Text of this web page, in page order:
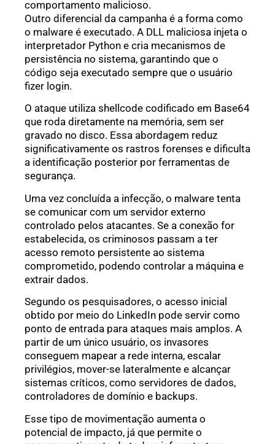
comportamento malicioso.
Outro diferencial da campanha é a forma como
o malware é executado. A DLL maliciosa injeta o
interpretador Python e cria mecanismos de
persistência no sistema, garantindo que o
código seja executado sempre que o usuário
fizer login.
O ataque utiliza shellcode codificado em Base64
que roda diretamente na memória, sem ser
gravado no disco. Essa abordagem reduz
significativamente os rastros forenses e dificulta
a identificação posterior por ferramentas de
segurança.
Uma vez concluída a infecção, o malware tenta
se comunicar com um servidor externo
controlado pelos atacantes. Se a conexão for
estabelecida, os criminosos passam a ter
acesso remoto persistente ao sistema
comprometido, podendo controlar a máquina e
extrair dados.
Segundo os pesquisadores, o acesso inicial
obtido por meio do LinkedIn pode servir como
ponto de entrada para ataques mais amplos. A
partir de um único usuário, os invasores
conseguem mapear a rede interna, escalar
privilégios, mover-se lateralmente e alcançar
sistemas críticos, como servidores de dados,
controladores de domínio e backups.
Esse tipo de movimentação aumenta o
potencial de impacto, já que permite o